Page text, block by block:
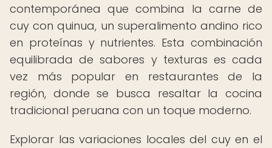
contemporánea que combina la carne de
cuy con quinua, un superalimento andino rico
en proteínas y nutrientes. Esta combinación
equilibrada de sabores y texturas es cada
vez más popular en restaurantes de la
región, donde se busca resaltar la cocina
tradicional peruana con un toque moderno.
Explorar las variaciones locales del cuy en el